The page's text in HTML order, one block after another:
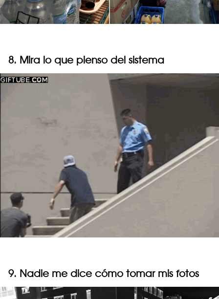
8. Mira lo que pienso del sistema
9. Nadie me dice cómo tomar mis fotos